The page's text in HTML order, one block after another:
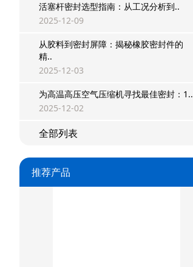
活塞杆密封选型指南：从工况分析到..
2025-12-09
从胶料到密封屏障：揭秘橡胶密封件的
精..
2025-12-03
为高温高压空气压缩机寻找最佳密封：1..
2025-12-02
全部列表
推荐产品